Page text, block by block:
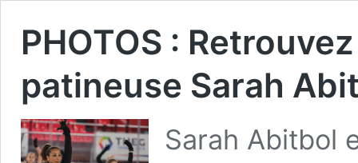
PHOTOS :
patineuse Sarah
Sarah Abitbol